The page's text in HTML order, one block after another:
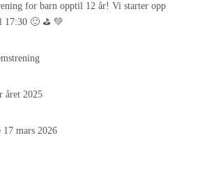
for barn opptil 12 år! Vi starter opp
17:30 🙂 ⛳️ 💚
året 2025
mars 2026